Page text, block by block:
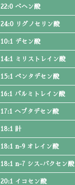
22:0 ベヘン酸
24:0 リグノセリン酸
10:1 デセン酸
14:1 ミリストレイン酸
15:1 ペンタデセン酸
16:1 パルミトレイン酸
17:1 ヘプタデセン酸
18:1 計
18:1 n-9 オレイン酸
18:1 n-7 シス-バクセン酸
20:1 イコセン酸